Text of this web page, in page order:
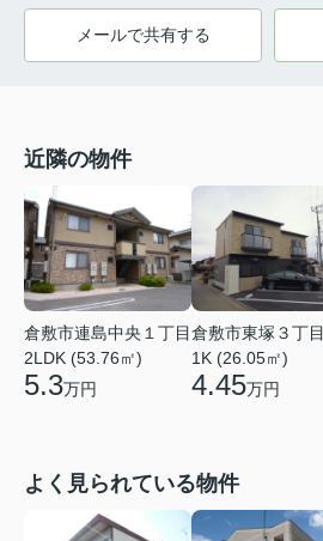
メールで共有する
近隣の物件
倉敷市連島中央１丁目
2LDK (53.76㎡)
5.3万円
倉敷市東塚３丁目
1K (26.05㎡)
4.45万円
よく見られている物件